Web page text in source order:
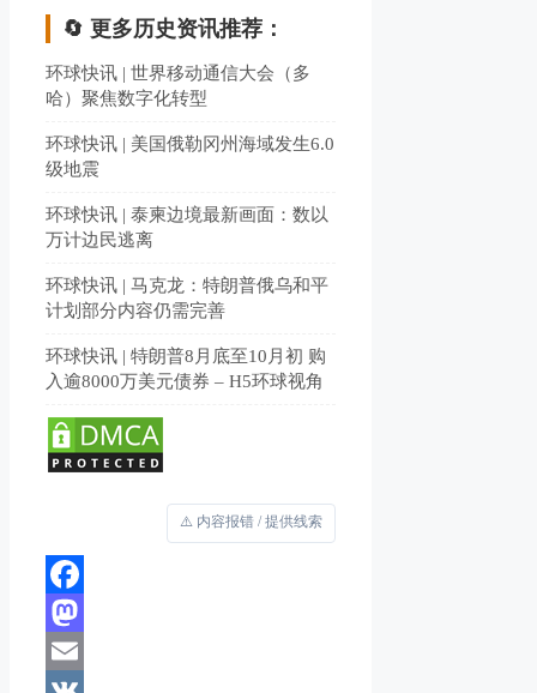
🔄 更多历史资讯推荐：
环球快讯 | 世界移动通信大会（多
哈）聚焦数字化转型
环球快讯 | 美国俄勒冈州海域发生6.0
级地震
环球快讯 | 泰柬边境最新画面：数以
万计边民逃离
环球快讯 | 马克龙：特朗普俄乌和平
计划部分内容仍需完善
环球快讯 | 特朗普8月底至10月初 购
入逾8000万美元债券 – H5环球视角
⚠️ 内容报错 / 提供线索
Facebook
Mastodon
Email